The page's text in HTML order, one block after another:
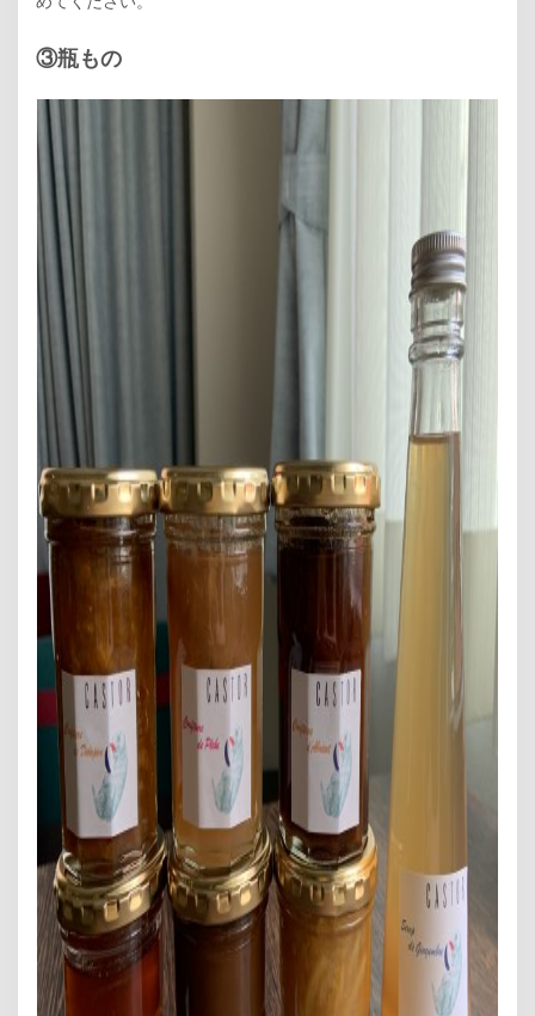
③瓶もの